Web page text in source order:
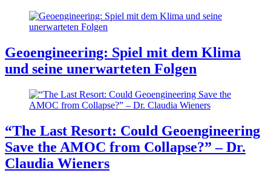
Geoengineering: Spiel mit dem Klima
und seine unerwarteten Folgen
“The Last Resort: Could Geoengineering
Save the AMOC from Collapse?” – Dr.
Claudia Wieners